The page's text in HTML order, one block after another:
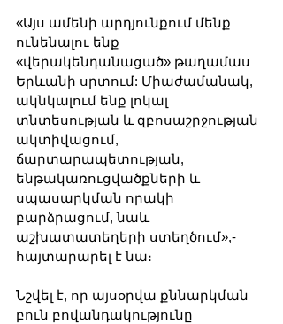
«Այս ամենի արդյունքում մենք
ունենալու ենք
«վերակենդանացած» թաղամաս
Երևանի սրտում: Միաժամանակ,
ակնկալում ենք լոկալ
տնտեսության և զբոսաշրջության
ակտիվացում,
ճարտարապետության,
ենթակառուցվածքների և
սպասարկման որակի
բարձրացում, նաև
աշխատատեղերի ստեղծում»,-
հայտարարել է նա։
Նշվել է, որ այսօրվա քննարկման
բուն բովանդակությունը